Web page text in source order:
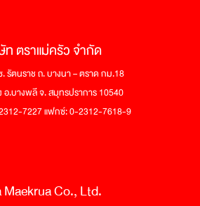
ท ตราแม่ครัว จำกัด
รัตนราช ถ. บางนา – ตราด กม.18
อ.บางพลี จ. สมุทรปราการ 10540
7227 แฟกซ์: 0-2312-7618-9
Maekrua Co., Ltd.